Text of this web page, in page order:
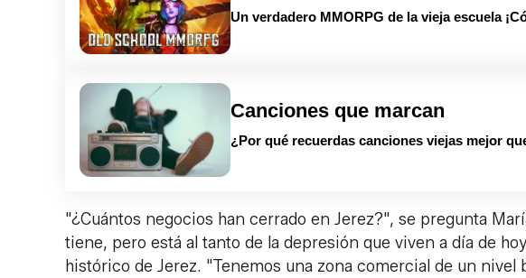
Un verdadero MMORPG de la vieja escuela
Canciones que marcan
¿Por qué recuerdas canciones viejas mejor
"¿Cuántos negocios han cerrado en Jerez?", se pregunta
tiene, pero está al tanto de la depresión que viven a día de
histórico de Jerez. "Tenemos una zona comercial de un